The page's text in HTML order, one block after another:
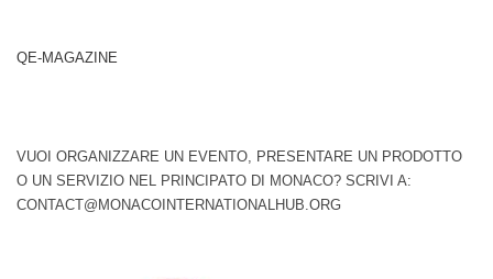
QE-MAGAZINE
VUOI ORGANIZZARE UN EVENTO, PRESENTARE UN PRODOTTO
O UN SERVIZIO NEL PRINCIPATO DI MONACO? SCRIVI A:
CONTACT@MONACOINTERNATIONALHUB.ORG